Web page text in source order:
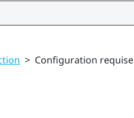
> Configuration requise